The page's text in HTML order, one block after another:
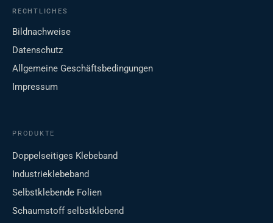
RECHTLICHES
Bildnachweise
Datenschutz
Allgemeine Geschäftsbedingungen
Impressum
PRODUKTE
Doppelseitiges Klebeband
Industrieklebeband
Selbstklebende Folien
Schaumstoff selbstklebend